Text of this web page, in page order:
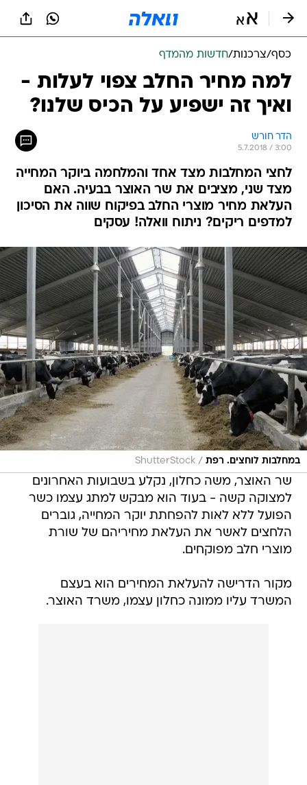
כסף/צרכנות/חדשות מהמדף
למה מחיר החלב צפוי לעלות -
ואיך זה ישפיע על הכיס שלנו?
הדר חורש
5.7.2018 / 3:00
לחצי המחלבות מצד אחד והמלחמה ביוקר המחייה
מצד שני, מציבים את שר האוצר בבעיה. האם
העלאת מחיר מוצרי החלב בפיקוח שווה את הסיכון
למדפים ריקים? ניתוח וואלה! עסקים
במחלבות לוחצים. רפת /
ShutterStock
שר האוצר, משה כחלון, נקלע בשבועות האחרונים
למצוקה קשה - בעוד הוא מבקש למתג עצמו כשר
הפועל ללא לאות להפחתת יוקר המחייה, גוברים
הלחצים לאשר את העלאת מחיריהם של שורת
מוצרי חלב מפוקחים.
מקור הדרישה להעלאת המחירים הוא בעצם
המשרד עליו ממונה כחלון עצמו, משרד האוצר.